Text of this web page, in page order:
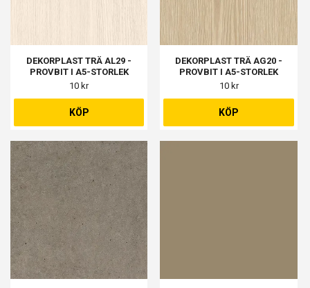
DEKORPLAST TRÄ AL29 -
PROVBIT I A5-STORLEK
10 kr
KÖP
DEKORPLAST TRÄ AG20 -
PROVBIT I A5-STORLEK
10 kr
KÖP